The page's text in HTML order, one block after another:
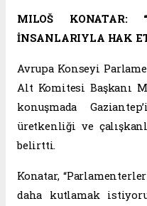
MILOŠ KONATAR:
İNSANLARIYLA HAK
Avrupa Konseyi
Alt Komitesi Başkanı
konuşmada
üretkenliği ve
belirtti.
Konatar,
daha kutlamak